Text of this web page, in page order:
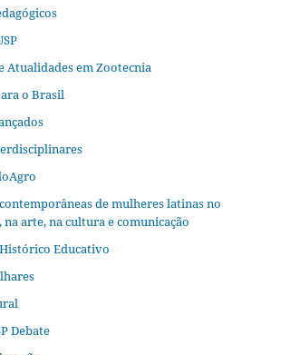
Atualidades em Zootecnia
o Brasil
de mulheres latinas no
arte, na cultura e comunicação
Educativo
Debate